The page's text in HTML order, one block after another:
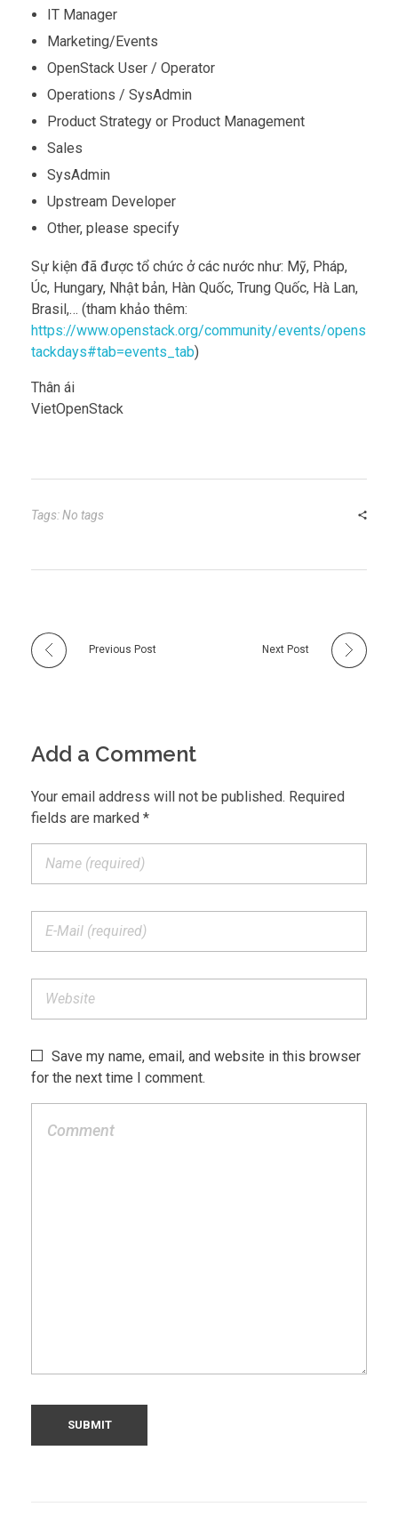
IT Manager
Marketing/Events
OpenStack User / Operator
Operations / SysAdmin
Product Strategy or Product Management
Sales
SysAdmin
Upstream Developer
Other, please specify
Sự kiện đã được tổ chức ở các nước như: Mỹ, Pháp,
Úc, Hungary, Nhật bản, Hàn Quốc, Trung Quốc, Hà Lan,
Brasil,… (tham khảo thêm:
https://www.openstack.org/community/events/opens
tackdays#tab=events_tab)
Thân ái
VietOpenStack
Tags: No tags
Previous Post Next Post
Add a Comment
Your email address will not be published. Required
fields are marked *
Save my name, email, and website in this browser
for the next time I comment.